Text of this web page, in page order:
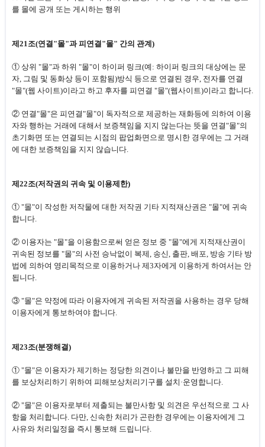
를 몰에 공개 또는 게시하는 행위
제21조(연결"몰"과 피연결"몰" 간의 관계)
① 상위 "몰"과 하위 "몰"이 하이퍼 링크(예: 하이퍼 링크의 대상에는 문
자, 그림 및 동화상 등이 포함됨)방식 등으로 연결된 경우, 전자를 연결
"몰"(웹 사이트)이라고 하고 후자를 피연결 "몰"(웹사이트)이라고 합니다.
② 연결"몰"은 피연결"몰"이 독자적으로 제공하는 재화등에 의하여 이용
자와 행하는 거래에 대해서 보증책임을 지지 않는다는 뜻을 연결"몰"의
초기화면 또는 연결되는 시점의 팝업화면으로 명시한 경우에는 그 거래
에 대한 보증책임을 지지 않습니다.
제22조(저작권의 귀속 및 이용제한)
① "몰"이 작성한 저작물에 대한 저작권 기타 지적재산권은 "몰"에 귀속
합니다.
② 이용자는 "몰"을 이용함으로써 얻은 정보 중 "몰"에게 지적재산권이
귀속된 정보를 "몰"의 사전 승낙없이 복제, 송신, 출판, 배포, 방송 기타 방
법에 의하여 영리목적으로 이용하거나 제3자에게 이용하게 하여서는 안
됩니다.
③ "몰"은 약정에 따라 이용자에게 귀속된 저작권을 사용하는 경우 당해
이용자에게 통보하여야 합니다.
제23조(분쟁해결)
① "몰"은 이용자가 제기하는 정당한 의견이나 불만을 반영하고 그 피해
를 보상처리하기 위하여 피해보상처리기구를 설치·운영합니다.
② "몰"은 이용자로부터 제출되는 불만사항 및 의견은 우선적으로 그 사
항을 처리합니다. 다만, 신속한 처리가 곤란한 경우에는 이용자에게 그
사유와 처리일정을 즉시 통보해 드립니다.